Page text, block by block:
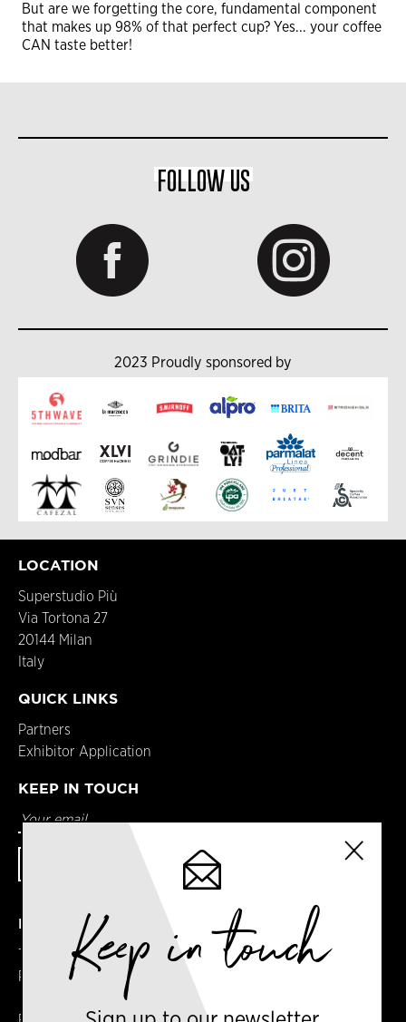
But are we forgetting the core, fundamental component
that makes up 98% of that perfect cup? Yes... your coffee
CAN taste better!
FOLLOW US
2023 Proudly sponsored by
LOCATION
Superstudio Più
Via Tortona 27
20144 Milan
Italy
QUICK LINKS
Partners
Exhibitor Application
KEEP IN TOUCH
DETAILS
Terms & Conditions
Privacy PolicyKeep in touch